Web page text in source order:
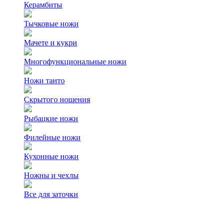
Керамбиты
Тычковые ножи
Мачете и кукри
Многофункциональные ножи
Ножи танто
Скрытого ношения
Рыбацкие ножи
Филейные ножи
Кухонные ножи
Ножны и чехлы
Все для заточки